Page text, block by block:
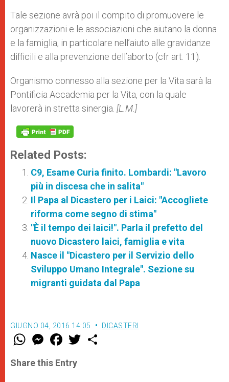
Tale sezione avrà poi il compito di promuovere le
organizzazioni e le associazioni che aiutano la donna
e la famiglia, in particolare nell’aiuto alle gravidanze
difficili e alla prevenzione dell’aborto (cfr art. 11).
Organismo connesso alla sezione per la Vita sarà la
Pontificia Accademia per la Vita, con la quale
lavorerà in stretta sinergia. [L.M.]
Related Posts:
C9, Esame Curia finito. Lombardi: "Lavoro
più in discesa che in salita"
Il Papa al Dicastero per i Laici: "Accogliete
riforma come segno di stima"
"È il tempo dei laici!". Parla il prefetto del
nuovo Dicastero laici, famiglia e vita
Nasce il "Dicastero per il Servizio dello
Sviluppo Umano Integrale". Sezione su
migranti guidata dal Papa
GIUGNO 04, 2016 14:05 DICASTERI
W
t
s
M
e
s
e
F
a
e
b
w
Share this Entry